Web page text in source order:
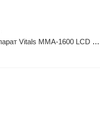
Сварочный аппарат Vitals MMA-1600 LCD smart